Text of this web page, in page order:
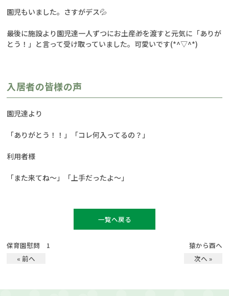
園児もいました。さすがデス💦
最後に施設より園児達一人ずつにお土産🎁を渡すと元気に「ありが
とう！」と言って受け取っていました。可愛いです(*^▽^*)
入居者の皆様の声
園児達より
「ありがとう！！」「コレ何入ってるの？」
利用者様
「また来てね～」「上手だったよ～」
保育園慰問 1
« 前へ
一覧へ戻る
猿から酉へ
次へ »